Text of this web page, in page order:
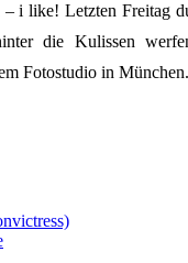
– i like! Letzten Freitag
die Kulissen
Fotostudio in München.